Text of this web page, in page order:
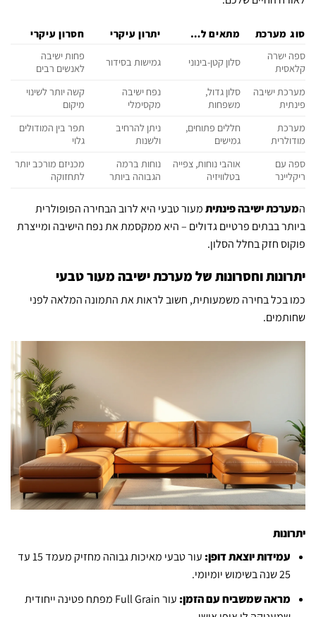
סוג מערכת מתאים ל… יתרון עיקרי
חסרון עיקרי
ספה ישרה
קלאסית
סלון קטן-בינוני גמישות בסידור
פחות ישיבה
לאנשים רבים
מערכת ישיבה
פינתית
סלון גדול,
משפחות
נפח ישיבה
מקסימלי
קשה יותר לשינוי
מיקום
מערכת
מודולרית
חללים פתוחים,
גמישים
ניתן להרחיב
ולשנות
תפר בין המודולים
גלוי
ספה עם
ריקליינר
אוהבי נוחות, צפייה
בטלוויזיה
נוחות ברמה
הגבוהה ביותר
מכניזם מורכב יותר
לתחזוקה
המערכת ישיבה פינתיתמעור טבעי היא לרוב הבחירה הפופולרית
ביותר בבתים פרטיים גדולים – היא ממקסמת את נפח הישיבה ומייצרת
פוקוס חזק בחלל הסלון.
יתרונות וחסרונות של מערכת ישיבה מעור טבעי
כמו בכל בחירה משמעותית, חשוב לראות את התמונה המלאה לפני
שחותמים.
יתרונות
עמידות יוצאת דופן:
עור טבעי מאיכות גבוהה מחזיק מעמד 15 עד
25 שנה בשימוש יומיומי.
מראה שמשביח עם הזמן:
עור Full Grain מפתח פטינה ייחודית